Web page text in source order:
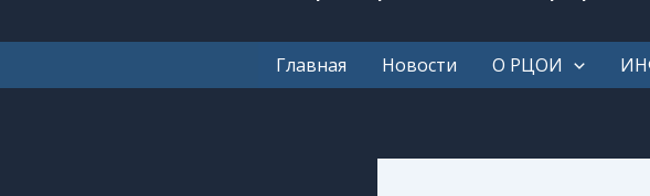
Главная Новости О РЦОИ